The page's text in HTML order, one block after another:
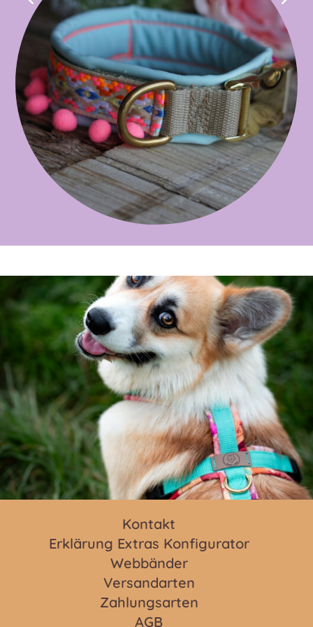
Kontakt
Erklärung Extras Konfigurator
Webbänder
Versandarten
Zahlungsarten
AGB